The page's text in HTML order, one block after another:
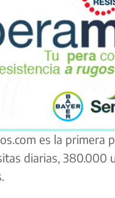
es la
diarias, 380.000